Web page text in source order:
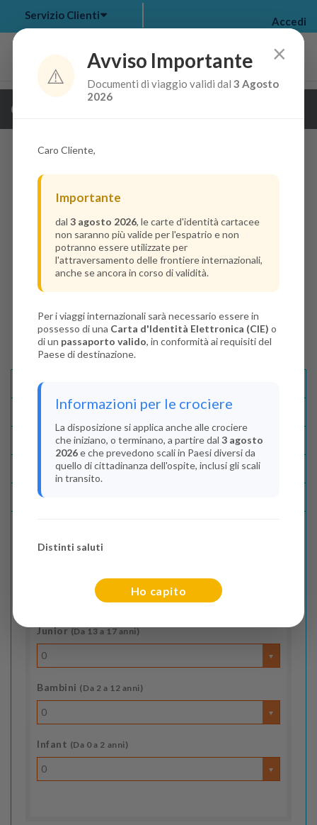
my bookings >
Servizio Clienti Accedi
Guarda i dettagli della crociera
Disponibilità
Condizioni
Recensioni
Indica il numero dei passeggeri
Junior(Da 13 a 17 anni)
0
Bambini (Da 2 a 12 anni)
0
Infant (Da 0 a 2 anni)
0
×
⚠️
Avviso Importante
Documenti di viaggio validi dal3 Agosto
2026
Caro Cliente,
Importante
dal 3 agosto 2026, le carte d'identità cartacee
non saranno più valide per l'espatrio e non
potranno essere utilizzate per
l'attraversamento delle frontiere internazionali,
anche se ancora in corso di validità.
Per i viaggi internazionali sarà necessario essere in
possesso di una Carta d'Identità Elettronica (CIE) o
di un passaporto valido, in conformità ai requisiti del
Paese di destinazione.
Informazioni per le crociere
La disposizione si applica anche alle crociere
che iniziano, o terminano, a partire dal 3 agosto
2026e che prevedono scali in Paesi diversi da
quello di cittadinanza dell'ospite, inclusi gli scali
in transito.
Distinti saluti
Ho capito